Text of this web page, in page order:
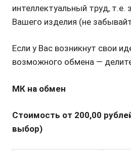
интеллектуальный труд,
Вашего изделия (не
Если у Вас возникнут свои
возможного обмена —
МК на обмен
Стоимость от 200,00
выбор)